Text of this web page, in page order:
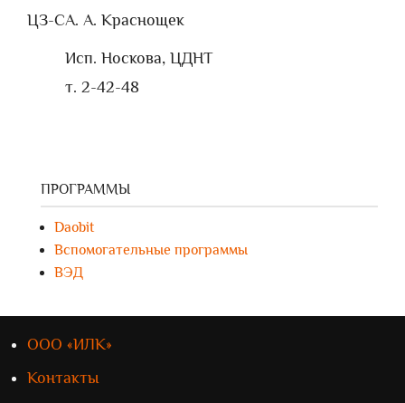
ЦЗ-СА. А. Краснощек
Исп. Носкова, ЦДНТ
т. 2-42-48
ПРОГРАММЫ
Daobit
Вспомогательные программы
ВЭД
ООО «ИЛК»
Контакты